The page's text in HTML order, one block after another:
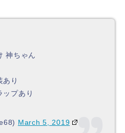
神ちゃん
あり
ップあり
March 5, 2019